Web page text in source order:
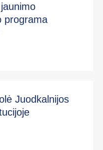
programa
Juodkalnijos